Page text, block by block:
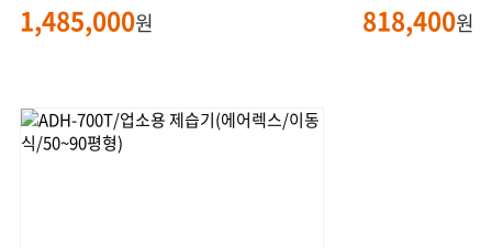
1,485,000원 818,400원